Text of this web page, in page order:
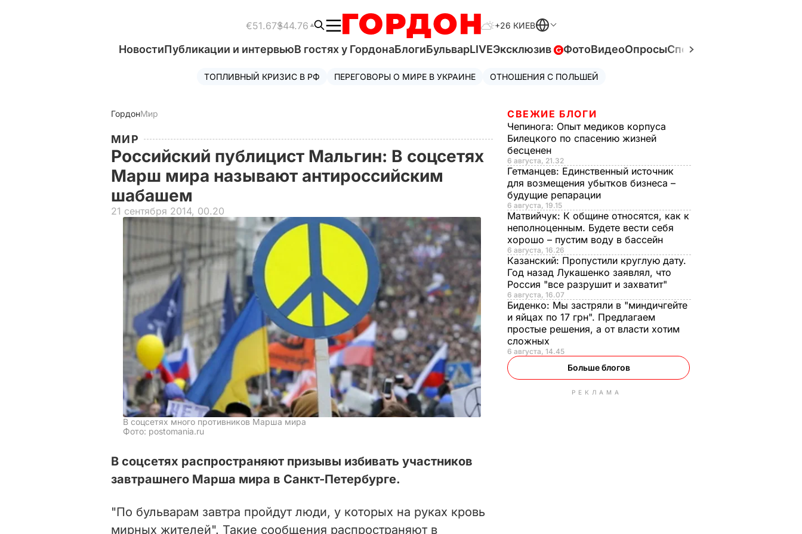
€51.67$44.76 +26 КИЕВ
НовостиПубликации и интервьюВ гостях у ГордонаБлогиБульварLIVEЭксклюзив ФотоВидеоОпросыСпецпроекты
ТОПЛИВНЫЙ КРИЗИС В РФ ПЕРЕГОВОРЫ О МИРЕ В УКРАИНЕ ОТНОШЕНИЯ С ПОЛЬШЕЙ
ГордонМир
МИР
Российский публицист Мальгин: В соцсетях
Марш мира называют антироссийским
шабашем
21 сентября 2014, 00.20
В соцсетях много противников Марша мира
Фото: postomania.ru
В соцсетях распространяют призывы избивать участников
завтрашнего Марша мира в Санкт-Петербурге.
"По бульварам завтра пройдут люди, у которых на руках кровь
мирных жителей". Такие сообщения распространяют в
СВЕЖИЕ БЛОГИ
Чепинога: Опыт медиков корпуса
Билецкого по спасению жизней
бесценен
6 августа, 21.32
Гетманцев: Единственный источник
для возмещения убытков бизнеса –
будущие репарации
6 августа, 19.15
Матвийчук: К общине относятся, как к
неполноценным. Будете вести себя
хорошо – пустим воду в бассейн
6 августа, 16.26
Казанский: Пропустили круглую дату.
Год назад Лукашенко заявлял, что
Россия "все разрушит и захватит"
6 августа, 16.07
Биденко: Мы застряли в "миндичгейте
и яйцах по 17 грн". Предлагаем
простые решения, а от власти хотим
сложных
6 августа, 14.45
Больше блогов
РЕКЛАМА